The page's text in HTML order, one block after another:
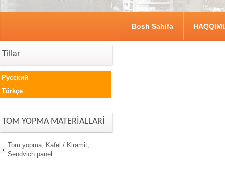
Bosh Sahifa
Tillar
Русский
Türkçe
TOM YOPMA MATERİALLARİ
Tom yopma, Kafel / Kiramit,
Sendvich panel